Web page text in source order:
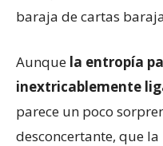
baraja de cartas
Aunque la entropía
inextricablemente
parece un poco
desconcertante, que